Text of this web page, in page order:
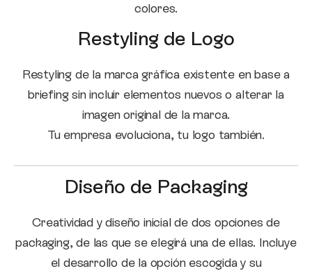
colores.
Restyling de Logo
Restyling de la marca gráfica existente en base a
briefing sin incluir elementos nuevos o alterar la
imagen original de la marca.
Tu empresa evoluciona, tu logo también.
Diseño de Packaging
Creatividad y diseño inicial de dos opciones de
packaging, de las que se elegirá una de ellas. Incluye
el desarrollo de la opción escogida y su